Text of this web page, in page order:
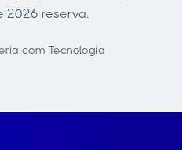
2026 reserva.
com Tecnologia